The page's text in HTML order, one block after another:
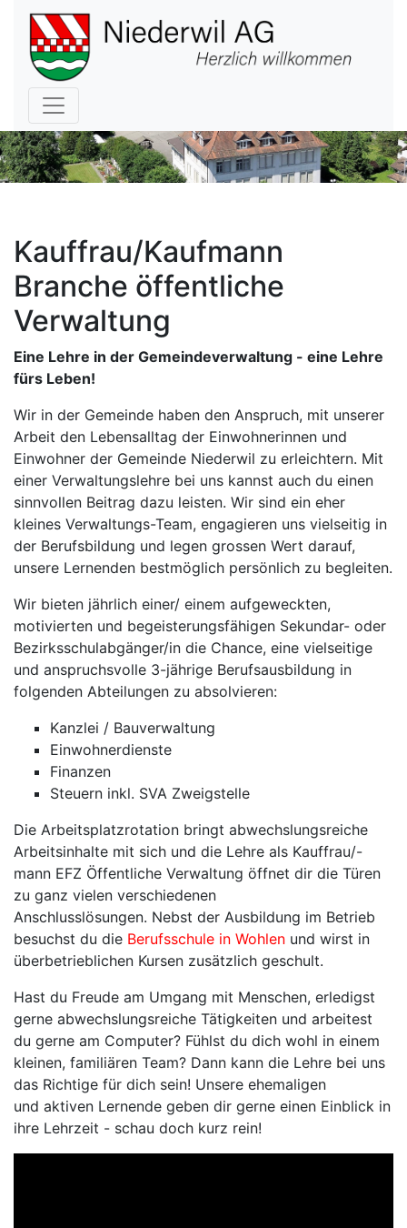
Hauptnavigation
Kauffrau/Kaufmann
Branche öffentliche
Verwaltung
Eine Lehre in der Gemeindeverwaltung - eine Lehre
fürs Leben!
Wir in der Gemeinde haben den Anspruch, mit unserer
Arbeit den Lebensalltag der Einwohnerinnen und
Einwohner der Gemeinde Niederwil zu erleichtern. Mit
einer Verwaltungslehre bei uns kannst auch du einen
sinnvollen Beitrag dazu leisten. Wir sind ein eher
kleines Verwaltungs-Team, engagieren uns vielseitig in
der Berufsbildung und legen grossen Wert darauf,
unsere Lernenden bestmöglich persönlich zu begleiten.
Wir bieten jährlich einer/ einem aufgeweckten,
motivierten und begeisterungsfähigen Sekundar- oder
Bezirksschulabgänger/in die Chance, eine vielseitige
und anspruchsvolle 3-jährige Berufsausbildung in
folgenden Abteilungen zu absolvieren:
Kanzlei / Bauverwaltung
Einwohnerdienste
Finanzen
Steuern inkl. SVA Zweigstelle
Die Arbeitsplatzrotation bringt abwechslungsreiche
Arbeitsinhalte mit sich und die Lehre als Kauffrau/-
mann EFZ Öffentliche Verwaltung öffnet dir die Türen
zu ganz vielen verschiedenen
Anschlusslösungen. Nebst der Ausbildung im Betrieb
besuchst du die Berufsschule in Wohlen und wirst in
überbetrieblichen Kursen zusätzlich geschult.
Hast du Freude am Umgang mit Menschen, erledigst
gerne abwechslungsreiche Tätigkeiten und arbeitest
du gerne am Computer? Fühlst du dich wohl in einem
kleinen, familiären Team? Dann kann die Lehre bei uns
das Richtige für dich sein! Unsere ehemaligen
und aktiven Lernende geben dir gerne einen Einblick in
ihre Lehrzeit - schau doch kurz rein!